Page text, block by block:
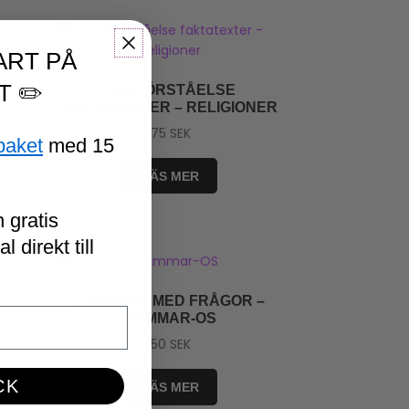
LÄSFÖRSTÅELSE
FAKTATEXTER – RELIGIONER
75 SEK
LÄS MER
LÄSKORT MED FRÅGOR –
SOMMAR-OS
50 SEK
LÄS MER
PÅ
✏️
med 15
gratis
direkt till